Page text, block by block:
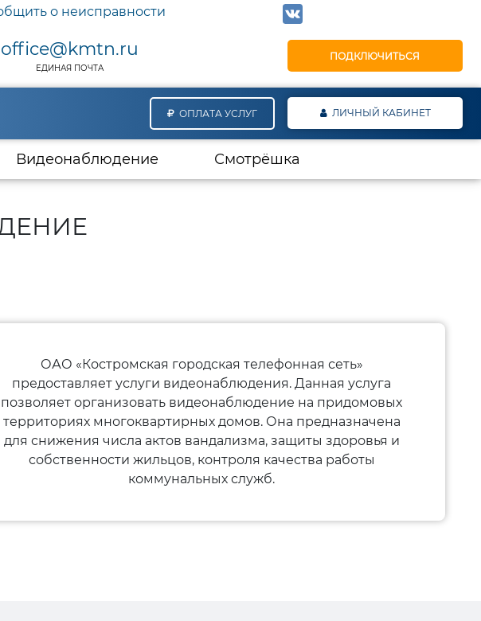
о неисправности
office@kmtn.ru
ЕДИНАЯ ПОЧТА
ПОДКЛЮЧИТЬСЯ
ОПЛАТА УСЛУГ ЛИЧНЫЙ КАБИНЕТ
Видеонаблюдение Смотрёшка
ОАО «Костромская городская телефонная сеть»
предоставляет услуги видеонаблюдения. Данная услуга
позволяет организовать видеонаблюдение на придомовых
территориях многоквартирных домов. Она предназначена
для снижения числа актов вандализма, защиты здоровья и
собственности жильцов, контроля качества работы
коммунальных служб.